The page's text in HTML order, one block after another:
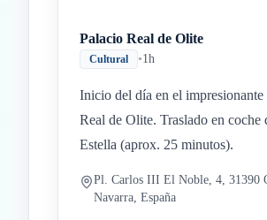
Palacio Real de Olite
Cultural •1h
Inicio del día en el impresionante
Real de Olite. Traslado en coche
Estella (aprox. 25 minutos).
Pl. Carlos III El Noble, 4, 31390
Navarra, España